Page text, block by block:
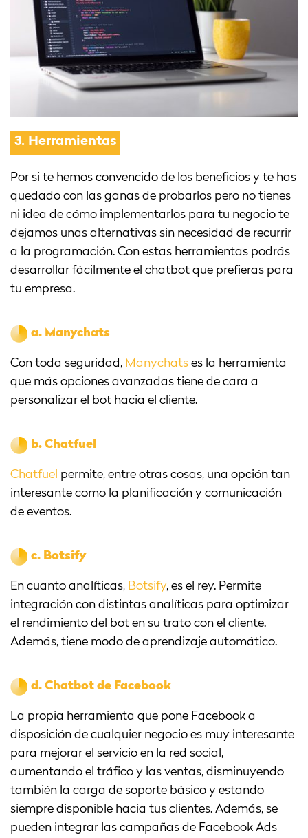
3. Herramientas
Por si te hemos convencido de los beneficios y te has
quedado con las ganas de probarlos pero no tienes
ni idea de cómo implementarlos para tu negocio te
dejamos unas alternativas sin necesidad de recurrir
a la programación. Con estas herramientas podrás
desarrollar fácilmente el chatbot que prefieras para
tu empresa.
a. Manychats
Con toda seguridad, Manychats es la herramienta
que más opciones avanzadas tiene de cara a
personalizar el bot hacia el cliente.
b. Chatfuel
Chatfuel permite, entre otras cosas, una opción tan
interesante como la planificación y comunicación
de eventos.
c. Botsify
En cuanto analíticas, Botsify, es el rey. Permite
integración con distintas analíticas para optimizar
el rendimiento del bot en su trato con el cliente.
Además, tiene modo de aprendizaje automático.
d. Chatbot de Facebook
La propia herramienta que pone Facebook a
disposición de cualquier negocio es muy interesante
para mejorar el servicio en la red social,
aumentando el tráfico y las ventas, disminuyendo
también la carga de soporte básico y estando
siempre disponible hacia tus clientes. Además, se
pueden integrar las campañas de Facebook Ads